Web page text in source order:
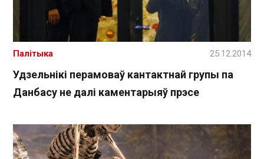
Удзельнікі перамоваў кантактнай групы па
Данбасу не далі каментарыяў прэсе
Палітыка 25.12.2014